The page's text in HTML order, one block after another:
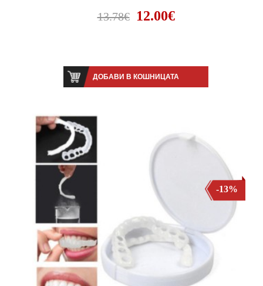
13.78€ 12.00€
ДОБАВИ В КОШНИЦАТА
-13%